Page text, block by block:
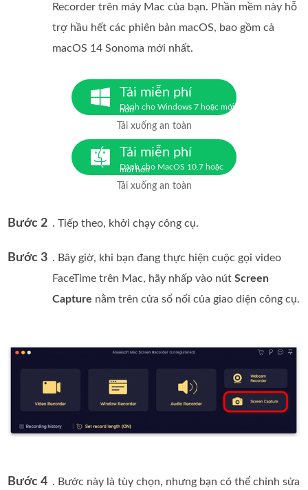
Recorder trên máy Mac của bạn. Phần mềm này hỗ
trợ hầu hết các phiên bản macOS, bao gồm cả
macOS 14 Sonoma mới nhất.
Tải miễn phí
Dành cho Windows 7 hoặc mới
hơn
Tải xuống an toàn
Tải miễn phí
Dành cho MacOS 10.7 hoặc
mới hơn
Tải xuống an toàn
Bước 2 . Tiếp theo, khởi chạy công cụ.
Bước 3 . Bây giờ, khi bạn đang thực hiện cuộc gọi video
FaceTime trên Mac, hãy nhấp vào nútScreen
Capture nằm trên cửa sổ nổi của giao diện công cụ.
Bước 4 . Bước này là tùy chọn, nhưng bạn có thể chỉnh sửa